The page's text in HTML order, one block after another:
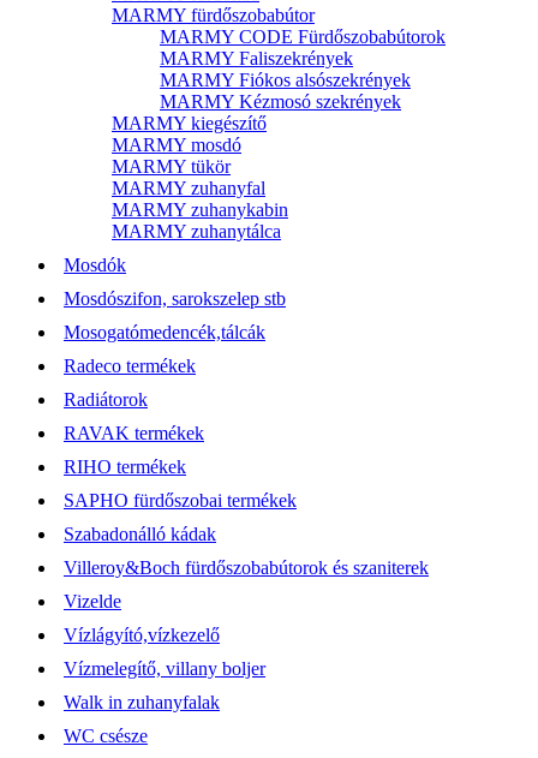
MARMY fürdőszobabútor
MARMY CODE Fürdőszobabútorok
MARMY Faliszekrények
MARMY Fiókos alsószekrények
MARMY Kézmosó szekrények
MARMY kiegészítő
MARMY mosdó
MARMY tükör
MARMY zuhanyfal
MARMY zuhanykabin
MARMY zuhanytálca
Mosdók
Mosdószifon, sarokszelep stb
Mosogatómedencék,tálcák
Radeco termékek
Radiátorok
RAVAK termékek
RIHO termékek
SAPHO fürdőszobai termékek
Szabadonálló kádak
Villeroy&Boch fürdőszobabútorok és szaniterek
Vizelde
Vízlágyító,vízkezelő
Vízmelegítő, villany boljer
Walk in zuhanyfalak
WC csésze